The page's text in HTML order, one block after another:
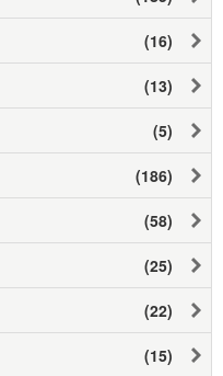
(16)
(13)
(5)
(186)
(58)
(25)
(22)
(15)